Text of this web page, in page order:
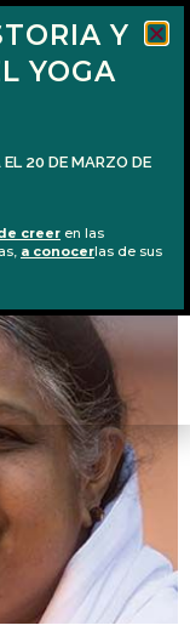
Y
YOGA
20 DE MARZO DE
creer en las
a conocerlas de sus